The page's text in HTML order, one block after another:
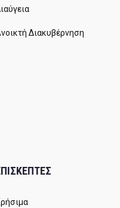
Διακυβέρνηση